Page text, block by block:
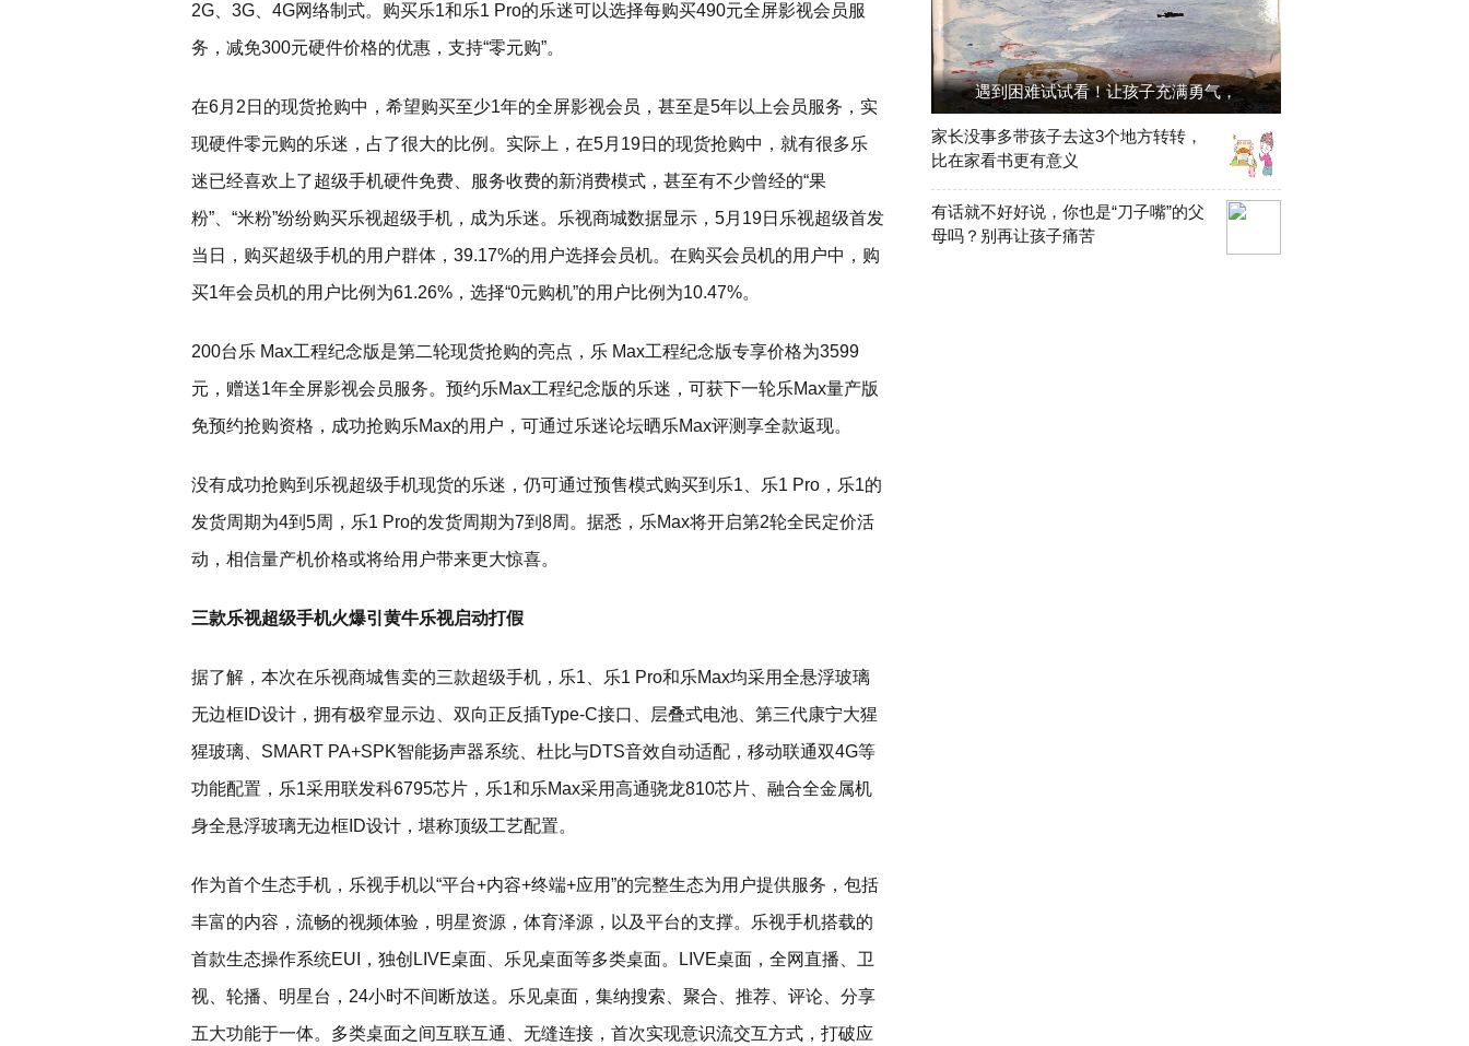
2G、3G、4G网络制式。购买乐1和乐1 Pro的乐迷可以选择每购买490元全屏影视会员服
务，减免300元硬件价格的优惠，支持“零元购”。
在6月2日的现货抢购中，希望购买至少1年的全屏影视会员，甚至是5年以上会员服务，实
现硬件零元购的乐迷，占了很大的比例。实际上，在5月19日的现货抢购中，就有很多乐
迷已经喜欢上了超级手机硬件免费、服务收费的新消费模式，甚至有不少曾经的“果
粉”、“米粉”纷纷购买乐视超级手机，成为乐迷。乐视商城数据显示，5月19日乐视超级首发
当日，购买超级手机的用户群体，39.17%的用户选择会员机。在购买会员机的用户中，购
买1年会员机的用户比例为61.26%，选择“0元购机”的用户比例为10.47%。
200台乐 Max工程纪念版是第二轮现货抢购的亮点，乐 Max工程纪念版专享价格为3599
元，赠送1年全屏影视会员服务。预约乐Max工程纪念版的乐迷，可获下一轮乐Max量产版
免预约抢购资格，成功抢购乐Max的用户，可通过乐迷论坛晒乐Max评测享全款返现。
没有成功抢购到乐视超级手机现货的乐迷，仍可通过预售模式购买到乐1、乐1 Pro，乐1的
发货周期为4到5周，乐1 Pro的发货周期为7到8周。据悉，乐Max将开启第2轮全民定价活
动，相信量产机价格或将给用户带来更大惊喜。
三款乐视超级手机火爆引黄牛乐视启动打假
据了解，本次在乐视商城售卖的三款超级手机，乐1、乐1 Pro和乐Max均采用全悬浮玻璃
无边框ID设计，拥有极窄显示边、双向正反插Type-C接口、层叠式电池、第三代康宁大猩
猩玻璃、SMART PA+SPK智能扬声器系统、杜比与DTS音效自动适配，移动联通双4G等
功能配置，乐1采用联发科6795芯片，乐1和乐Max采用高通骁龙810芯片、融合全金属机
身全悬浮玻璃无边框ID设计，堪称顶级工艺配置。
作为首个生态手机，乐视手机以“平台+内容+终端+应用”的完整生态为用户提供服务，包括
丰富的内容，流畅的视频体验，明星资源，体育泽源，以及平台的支撑。乐视手机搭载的
首款生态操作系统EUI，独创LIVE桌面、乐见桌面等多类桌面。LIVE桌面，全网直播、卫
视、轮播、明星台，24小时不间断放送。乐见桌面，集纳搜索、聚合、推荐、评论、分享
五大功能于一体。多类桌面之间互联互通、无缝连接，首次实现意识流交互方式，打破应
遇到困难试试看！让孩子充满勇气，
家长没事多带孩子去这3个地方转转，
比在家看书更有意义
有话就不好好说，你也是“刀子嘴”的父
母吗？别再让孩子痛苦